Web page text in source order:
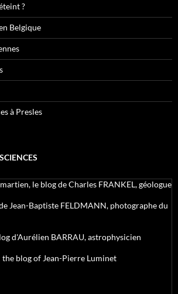
?
Belgique
à Presles
le blog de Charles FRANKEL, géologue
Jean-Baptiste FELDMANN, photographe du
d'Aurélien BARRAU, astrophysicien
the blog of Jean-Pierre Luminet